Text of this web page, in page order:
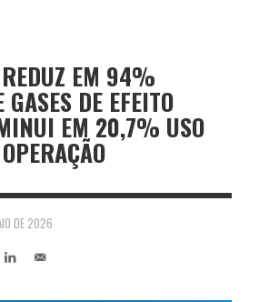
EM 94%
GASES DE EFEITO
EM 20,7% USO
DE 2026